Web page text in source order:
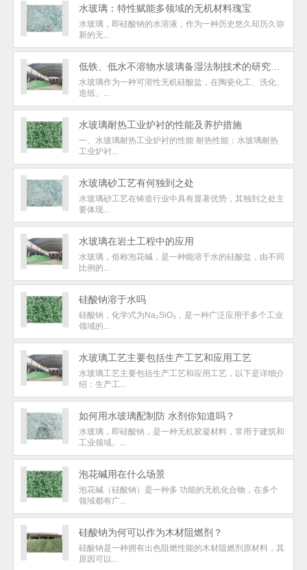
水玻璃：特性赋能多领域的无机材料瑰宝
水玻璃，即硅酸钠的水溶液，作为一种历史悠久却历久弥
新的无...
水玻璃作为一种可溶性无机硅酸盐，在陶瓷化工、洗化、
造纸、...
​水玻璃耐热工业炉衬的性能及养护措施
一、水玻璃耐热工业炉衬的性能 耐热性能：水玻璃耐热
工业炉衬...
水玻璃砂工艺有何独到之处
水玻璃砂工艺在铸造行业中具有显著优势，其独到之处主
要体现...
​水玻璃在岩土工程中的应用
水玻璃，俗称泡花碱，是一种能溶于水的硅酸盐，由不同
比例的...
硅酸钠溶于水吗
硅酸钠，化学式为Na₂SiO₃，是一种广泛应用于多个工业
领域的...
水玻璃工艺主要包括生产工艺和应用工艺
水玻璃工艺主要包括生产工艺和应用工艺，以下是详细介
绍：生产工...
如何用水玻璃配制防 水剂你知道吗？
水玻璃，即硅酸钠，是一种无机胶凝材料，常用于建筑和
工业领域。...
泡花碱用在什么场景
泡花碱（硅酸钠）是一种多 功能的无机化合物，在多个
领域都有广...
硅酸钠为何可以作为木材阻燃剂？
硅酸钠是一种拥有出色阻燃性能的木材阻燃剂原材料，其
原因可以...